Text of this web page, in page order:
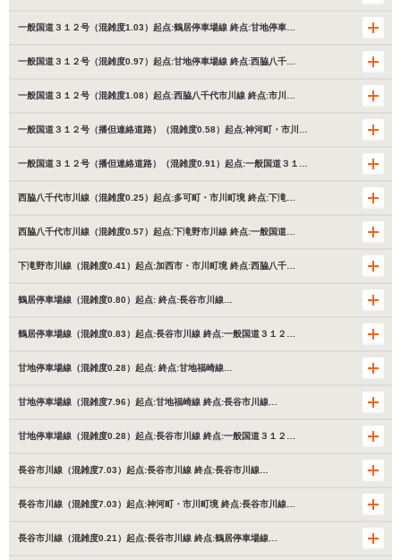
一般国道３１２号（混雑度1.03）起点:鶴居停車場線 終点:甘地停車…
一般国道３１２号（混雑度0.97）起点:甘地停車場線 終点:西脇八千…
一般国道３１２号（混雑度1.08）起点:西脇八千代市川線 終点:市川…
一般国道３１２号（播但連絡道路）（混雑度0.58）起点:神河町・市川…
一般国道３１２号（播但連絡道路）（混雑度0.91）起点:一般国道３１…
西脇八千代市川線（混雑度0.25）起点:多可町・市川町境 終点:下滝…
西脇八千代市川線（混雑度0.57）起点:下滝野市川線 終点:一般国道…
下滝野市川線（混雑度0.41）起点:加西市・市川町境 終点:西脇八千…
鶴居停車場線（混雑度0.80）起点: 終点:長谷市川線…
鶴居停車場線（混雑度0.83）起点:長谷市川線 終点:一般国道３１２…
甘地停車場線（混雑度0.28）起点: 終点:甘地福崎線…
甘地停車場線（混雑度7.96）起点:甘地福崎線 終点:長谷市川線…
甘地停車場線（混雑度0.28）起点:長谷市川線 終点:一般国道３１２…
長谷市川線（混雑度7.03）起点:長谷市川線 終点:長谷市川線…
長谷市川線（混雑度7.03）起点:神河町・市川町境 終点:長谷市川線…
長谷市川線（混雑度0.21）起点:長谷市川線 終点:鶴居停車場線…